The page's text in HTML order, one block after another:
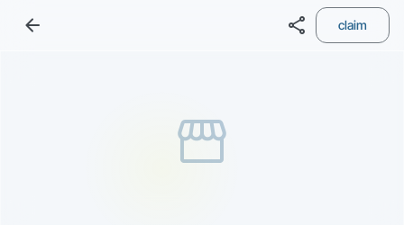
arrow_back share claim
storefront